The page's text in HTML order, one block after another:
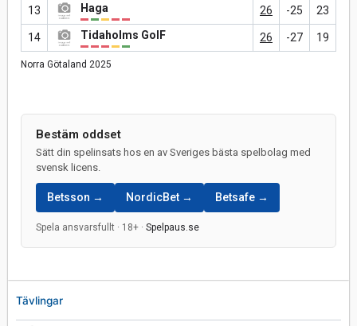
Tävlingar
13 Haga 26 -25 23
14 Tidaholms GoIF 26 -27 19
Norra Götaland 2025
Bestäm oddset
Sätt din spelinsats hos en av Sveriges bästa spelbolag med
svensk licens.
Betsson → NordicBet → Betsafe →
Spela ansvarsfullt · 18+ · Spelpaus.se